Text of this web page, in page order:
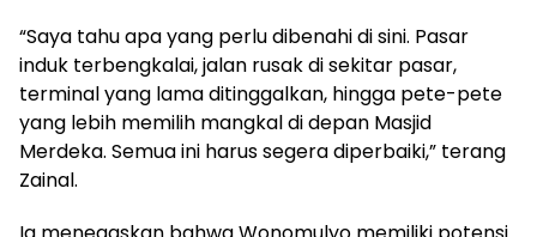
“Saya tahu apa yang perlu dibenahi di sini. Pasar
induk terbengkalai, jalan rusak di sekitar pasar,
terminal yang lama ditinggalkan, hingga pete-pete
yang lebih memilih mangkal di depan Masjid
Merdeka. Semua ini harus segera diperbaiki,” terang
Zainal.